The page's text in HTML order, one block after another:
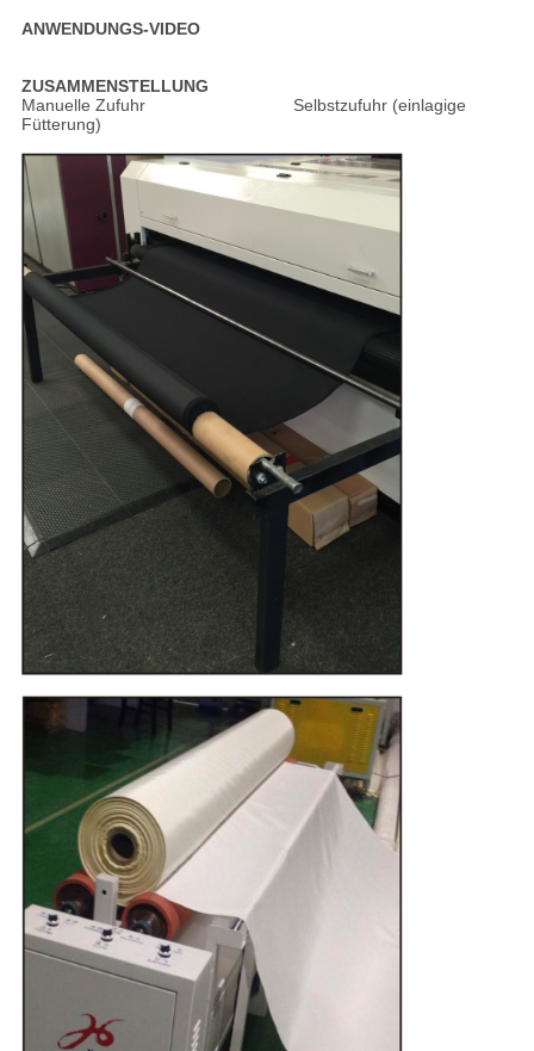
ANWENDUNGS-VIDEO
ZUSAMMENSTELLUNG
Manuelle Zufuhr Selbstzufuhr (einlagige
Fütterung)